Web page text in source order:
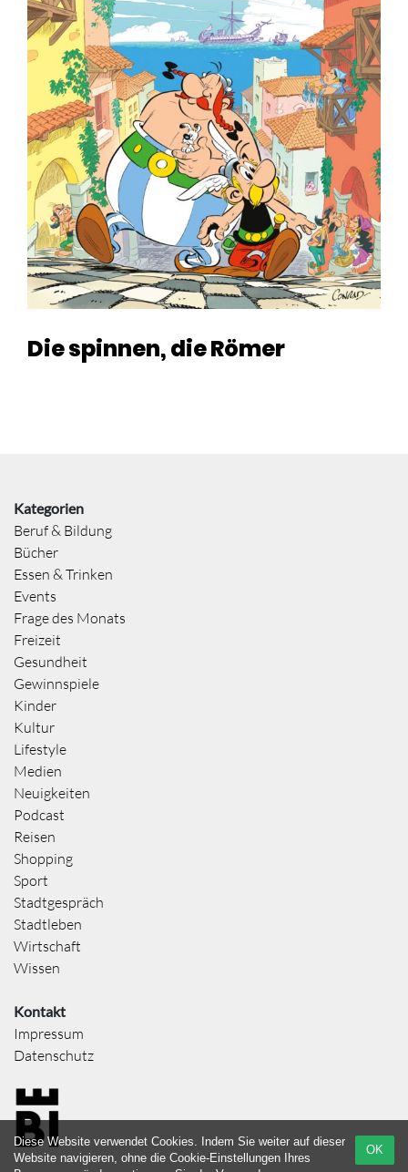
Die spinnen, die Römer
Kategorien
Beruf & Bildung
Bücher
Essen & Trinken
Events
Frage des Monats
Freizeit
Gesundheit
Gewinnspiele
Kinder
Kultur
Lifestyle
Medien
Neuigkeiten
Podcast
Reisen
Shopping
Sport
Stadtgespräch
Stadtleben
Wirtschaft
Wissen
Kontakt
Impressum
Datenschutz
OK
Diese Website verwendet Cookies. Indem Sie weiter auf dieser
Website navigieren, ohne die Cookie-Einstellungen Ihres